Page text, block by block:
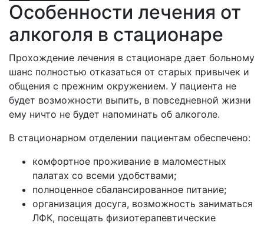
Особенности лечения от
алкоголя в стационаре
Прохождение лечения в стационаре дает больному
шанс полностью отказаться от старых привычек и
общения с прежним окружением. У пациента не
будет возможности выпить, в повседневной жизни
ему ничто не будет напоминать об алкоголе.
В стационарном отделении пациентам обеспечено:
комфортное проживание в маломестных
палатах со всеми удобствами;
полноценное сбалансированное питание;
организация досуга, возможность заниматься
ЛФК, посещать физиотерапевтические